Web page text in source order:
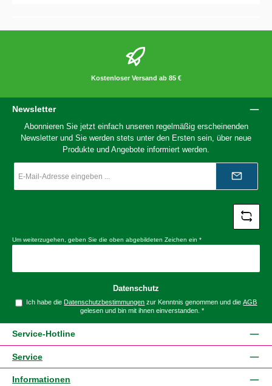
Kostenloser Versand ab 85 €
Newsletter
Abonnieren Sie jetzt einfach unseren regelmäßig erscheinenden
Newsletter und Sie werden stets unter den Ersten sein, über neue
Produkte und Angebote informiert werden.
Mail-
*
Um weiterzugehen, geben Sie die oben abgebildeten Zeichen ein *
Datenschutz
Ich habe dieDatenschutzbestimmungen zur Kenntnis genommen und dieAGB
gelesen und bin mit ihnen einverstanden. *
Service-Hotline
Service
Informationen